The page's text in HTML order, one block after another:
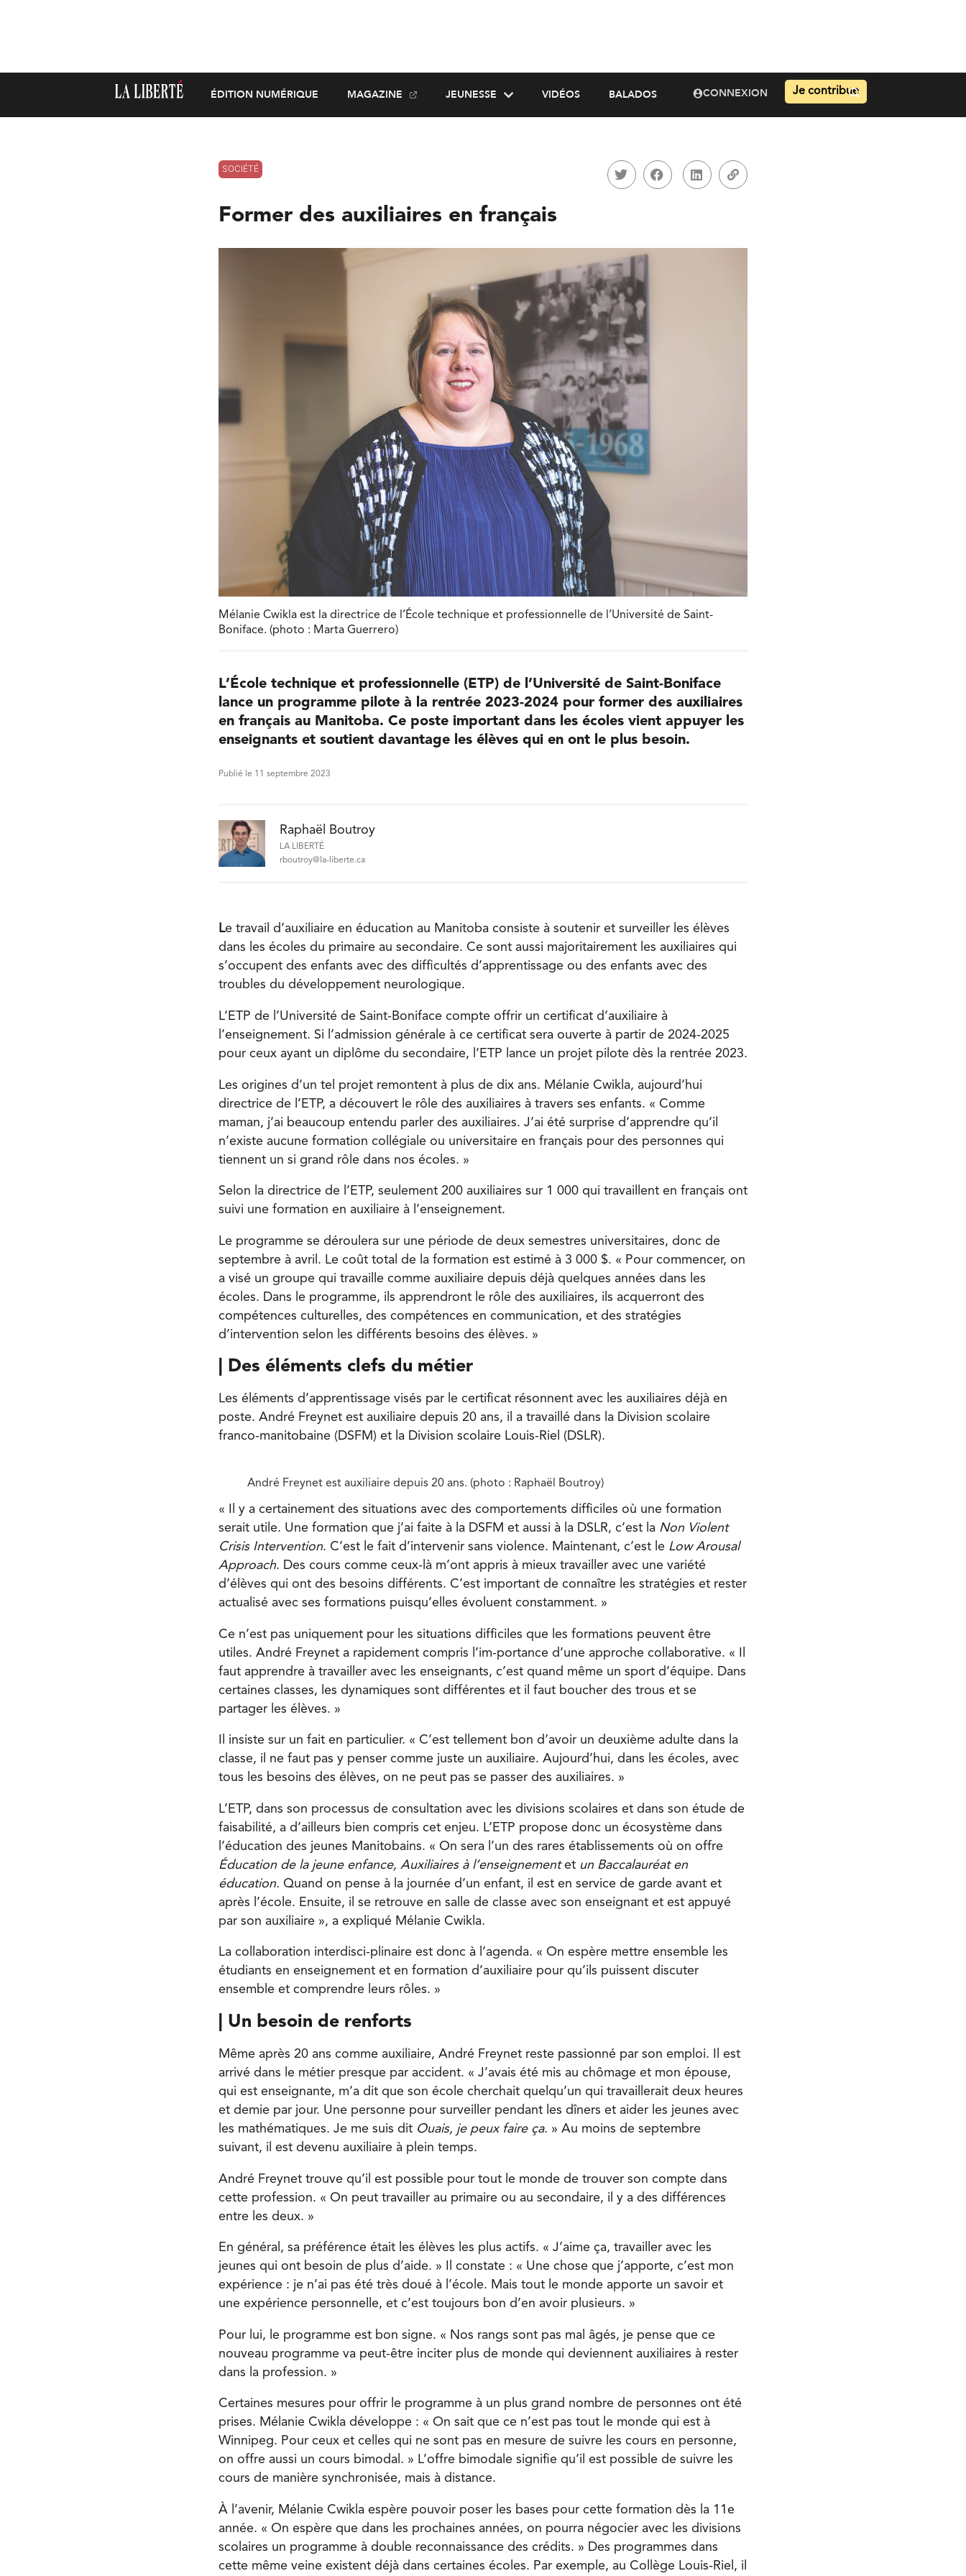
ÉDITION NUMÉRIQUE MAGAZINE JEUNESSE VIDÉOS BALADOS CONNEXION Je contribue
SOCIÉTÉ
Former des auxiliaires en français
Mélanie Cwikla est la directrice de l’École technique et professionnelle de l’Université de Saint-
Boniface. (photo : Marta Guerrero)
L’École technique et professionnelle (ETP) de l’Université de Saint-Boniface
lance un programme pilote à la rentrée 2023-2024 pour former des auxiliaires
en français au Manitoba. Ce poste important dans les écoles vient appuyer les
enseignants et soutient davantage les élèves qui en ont le plus besoin.
Publié le 11 septembre 2023
Raphaël Boutroy
LA LIBERTÉ
rboutroy@la-liberte.ca
Le travail d’auxiliaire en éducation au Manitoba consiste à soutenir et surveiller les élèves
dans les écoles du primaire au secondaire. Ce sont aussi majoritairement les auxiliaires qui
s’occupent des enfants avec des difficultés d’apprentissage ou des enfants avec des
troubles du développement neurologique.
L’ETP de l’Université de Saint-Boniface compte offrir un certificat d’auxiliaire à
l’enseignement. Si l’admission générale à ce certificat sera ouverte à partir de 2024-2025
pour ceux ayant un diplôme du secondaire, l’ETP lance un projet pilote dès la rentrée 2023.
Les origines d’un tel projet remontent à plus de dix ans. Mélanie Cwikla, aujourd’hui
directrice de l’ETP, a découvert le rôle des auxiliaires à travers ses enfants. « Comme
maman, j’ai beaucoup entendu parler des auxiliaires. J’ai été surprise d’apprendre qu’il
n’existe aucune formation collégiale ou universitaire en français pour des personnes qui
tiennent un si grand rôle dans nos écoles. »
Selon la directrice de l’ETP, seulement 200 auxiliaires sur 1 000 qui travaillent en français ont
suivi une formation en auxiliaire à l’enseignement.
Le programme se déroulera sur une période de deux semestres universitaires, donc de
septembre à avril. Le coût total de la formation est estimé à 3 000 $. « Pour commencer, on
a visé un groupe qui travaille comme auxiliaire depuis déjà quelques années dans les
écoles. Dans le programme, ils apprendront le rôle des auxiliaires, ils acquerront des
compétences culturelles, des compétences en communication, et des stratégies
d’intervention selon les différents besoins des élèves. »
Des éléments clefs du métier
Les éléments d’apprentissage visés par le certificat résonnent avec les auxiliaires déjà en
poste. André Freynet est auxiliaire depuis 20 ans, il a travaillé dans la Division scolaire
franco-manitobaine (DSFM) et la Division scolaire Louis-Riel (DSLR).
André Freynet est auxiliaire depuis 20 ans. (photo : Raphaël Boutroy)
« Il y a certainement des situations avec des comportements difficiles où une formation
serait utile. Une formation que j’ai faite à la DSFM et aussi à la DSLR, c’est la Non Violent
Crisis Intervention. C’est le fait d’intervenir sans violence. Maintenant, c’est le Low Arousal
Approach. Des cours comme ceux-là m’ont appris à mieux travailler avec une variété
d’élèves qui ont des besoins différents. C’est important de connaître les stratégies et rester
actualisé avec ses formations puisqu’elles évoluent constamment. »
Ce n’est pas uniquement pour les situations difficiles que les formations peuvent être
utiles. André Freynet a rapidement compris l’im-portance d’une approche collaborative. « Il
faut apprendre à travailler avec les enseignants, c’est quand même un sport d’équipe. Dans
certaines classes, les dynamiques sont différentes et il faut boucher des trous et se
partager les élèves. »
Il insiste sur un fait en particulier. « C’est tellement bon d’avoir un deuxième adulte dans la
classe, il ne faut pas y penser comme juste un auxiliaire. Aujourd’hui, dans les écoles, avec
tous les besoins des élèves, on ne peut pas se passer des auxiliaires. »
L’ETP, dans son processus de consultation avec les divisions scolaires et dans son étude de
faisabilité, a d’ailleurs bien compris cet enjeu. L’ETP propose donc un écosystème dans
l’éducation des jeunes Manitobains. « On sera l’un des rares établissements où on offre
Éducation de la jeune enfance, Auxiliaires à l’enseignementet un Baccalauréat en
éducation. Quand on pense à la journée d’un enfant, il est en service de garde avant et
après l’école. Ensuite, il se retrouve en salle de classe avec son enseignant et est appuyé
par son auxiliaire », a expliqué Mélanie Cwikla.
La collaboration interdisci-plinaire est donc à l’agenda. « On espère mettre ensemble les
étudiants en enseignement et en formation d’auxiliaire pour qu’ils puissent discuter
ensemble et comprendre leurs rôles. »
Un besoin de renforts
Même après 20 ans comme auxiliaire, André Freynet reste passionné par son emploi. Il est
arrivé dans le métier presque par accident. « J’avais été mis au chômage et mon épouse,
qui est enseignante, m’a dit que son école cherchait quelqu’un qui travaillerait deux heures
et demie par jour. Une personne pour surveiller pendant les dîners et aider les jeunes avec
les mathématiques. Je me suis dit Ouais, je peux faire ça. » Au moins de septembre
suivant, il est devenu auxiliaire à plein temps.
André Freynet trouve qu’il est possible pour tout le monde de trouver son compte dans
cette profession. « On peut travailler au primaire ou au secondaire, il y a des différences
entre les deux. »
En général, sa préférence était les élèves les plus actifs. « J’aime ça, travailler avec les
jeunes qui ont besoin de plus d’aide. » Il constate : « Une chose que j’apporte, c’est mon
expérience : je n’ai pas été très doué à l’école. Mais tout le monde apporte un savoir et
une expérience personnelle, et c’est toujours bon d’en avoir plusieurs. »
Pour lui, le programme est bon signe. « Nos rangs sont pas mal âgés, je pense que ce
nouveau programme va peut-être inciter plus de monde qui deviennent auxiliaires à rester
dans la profession. »
Certaines mesures pour offrir le programme à un plus grand nombre de personnes ont été
prises. Mélanie Cwikla développe : « On sait que ce n’est pas tout le monde qui est à
Winnipeg. Pour ceux et celles qui ne sont pas en mesure de suivre les cours en personne,
on offre aussi un cours bimodal. » L’offre bimodale signifie qu’il est possible de suivre les
cours de manière synchronisée, mais à distance.
À l’avenir, Mélanie Cwikla espère pouvoir poser les bases pour cette formation dès la 11e
année. « On espère que dans les prochaines années, on pourra négocier avec les divisions
scolaires un programme à double reconnaissance des crédits. » Des programmes dans
cette même veine existent déjà dans certaines écoles. Par exemple, au Collège Louis-Riel, il